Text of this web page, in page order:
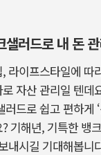
러드로 내 돈
라이프스타일에 따
자산 관리일 텐데
드로 쉽고 편하게
기해년, 기특한 뱅
내시길 기대해봅니